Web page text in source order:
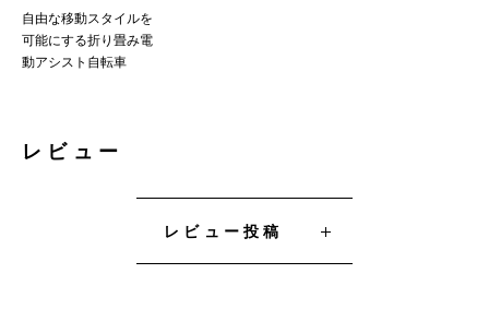
自由な移動スタイルを
可能にする折り畳み電
動アシスト自転車
レビュー
レビュー投稿